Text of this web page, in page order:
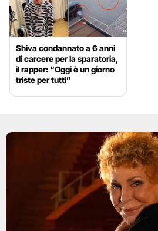
Shiva condannato a 6 anni
di carcere per la sparatoria,
il rapper: “Oggi è un giorno
triste per tutti”